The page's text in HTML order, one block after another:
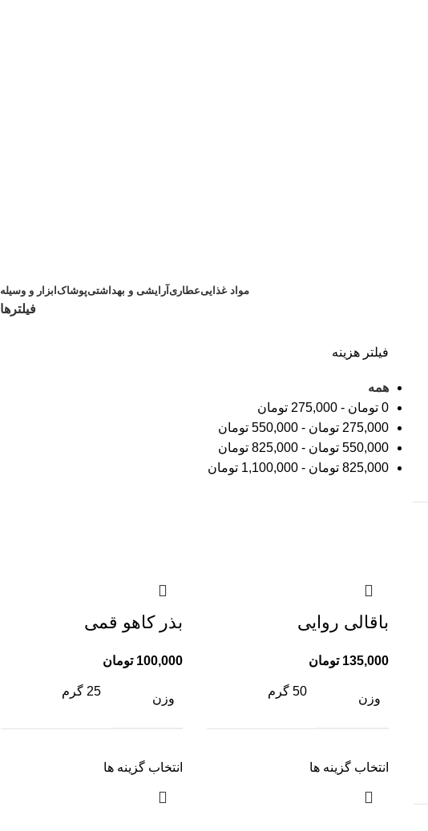
مواد غذاییعطاریآرایشی و بهداشتیپوشاکابزار و وسیله
فیلترها
فیلتر هزینه
همه
0 تومان -
275,000 تومان
275,000 تومان -
550,000 تومان
550,000 تومان -
825,000 تومان
825,000 تومان -
1,100,000 تومان
باقالی روایی
135,000 تومان
وزن
50 گرم
انتخاب گزینه ها
بذر کاهو قمی
100,000 تومان
وزن
25 گرم
انتخاب گزینه ها